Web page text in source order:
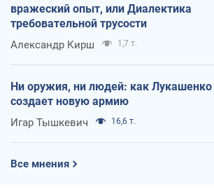
вражеский опыт, или Диалектика
требовательной трусости
Александр Кирш 1,7 т.
Ни оружия, ни людей: как Лукашенко
создает новую армию
Игар Тышкевич 16,6 т.
Все мнения